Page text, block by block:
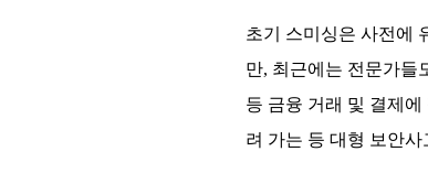
초기 스미싱은 사전에
만, 최근에는 전문가들
등 금융 거래 및 결제
려 가는 등 대형 보안